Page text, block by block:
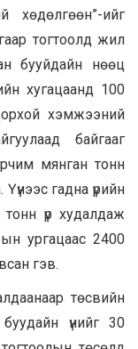
хөдөлгөөн”-ийг
тогтоолд жил
бууйдайн нөөц
хугацаанд 100
хэмжээний
байгааг
мянган тонн
гадна үрийн
үр худалдаж
ургацаас 2400
гэв.
төсвийн
үнийг 30